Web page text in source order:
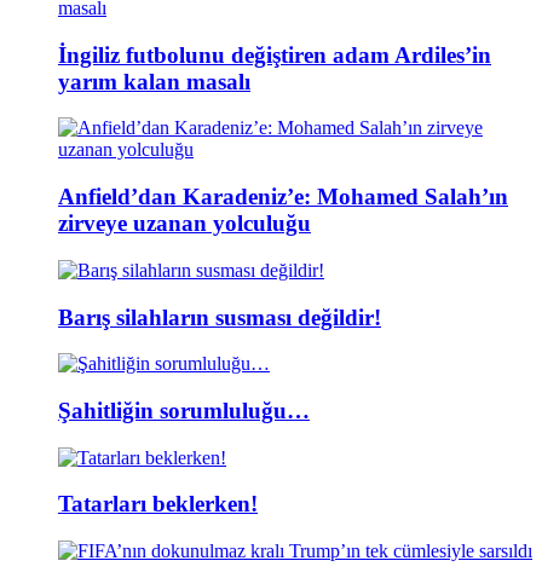
İngiliz futbolunu değiştiren adam Ardiles’in
yarım kalan masalı
Anfield’dan Karadeniz’e: Mohamed Salah’ın
zirveye uzanan yolculuğu
Barış silahların susması değildir!
Şahitliğin sorumluluğu…
Tatarları beklerken!